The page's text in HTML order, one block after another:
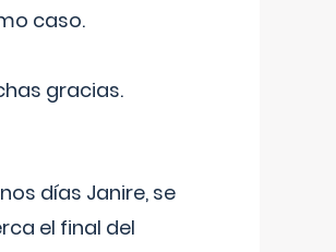
caso.
gracias.
días Janire, se
el final del